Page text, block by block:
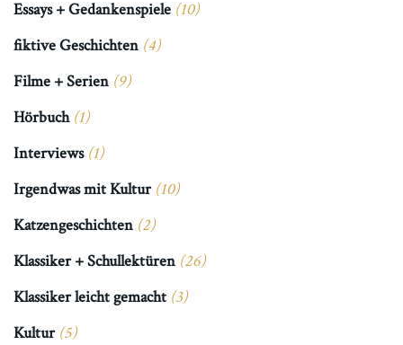
Essays + Gedankenspiele (10)
fiktive Geschichten (4)
Filme + Serien (9)
Hörbuch(1)
Interviews(1)
Irgendwas mit Kultur(10)
Katzengeschichten (2)
Klassiker + Schullektüren (26)
Klassiker leicht gemacht (3)
Kultur(5)